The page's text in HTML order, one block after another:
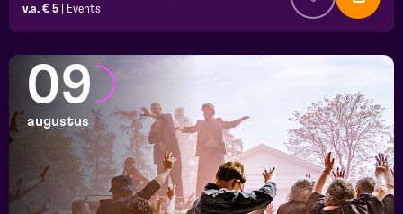
v.a. € 5
Events
09
augustus